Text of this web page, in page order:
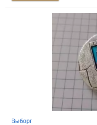
Выборг